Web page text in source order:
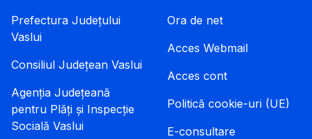
Prefectura Județului
Vaslui
Consiliul Județean Vaslui
Agenția Județeană
pentru Plăți și Inspecție
Socială Vaslui
Ora de net
Acces Webmail
Acces cont
Politică cookie-uri (UE)
E-consultare